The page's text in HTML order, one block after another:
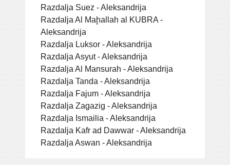
Razdalja Suez - Aleksandrija
Razdalja Al Maḩallah al KUBRA -
Aleksandrija
Razdalja Luksor - Aleksandrija
Razdalja Asyut - Aleksandrija
Razdalja Al Mansurah - Aleksandrija
Razdalja Tanda - Aleksandrija
Razdalja Fajum - Aleksandrija
Razdalja Zagazig - Aleksandrija
Razdalja Ismailia - Aleksandrija
Razdalja Kafr ad Dawwar - Aleksandrija
Razdalja Aswan - Aleksandrija